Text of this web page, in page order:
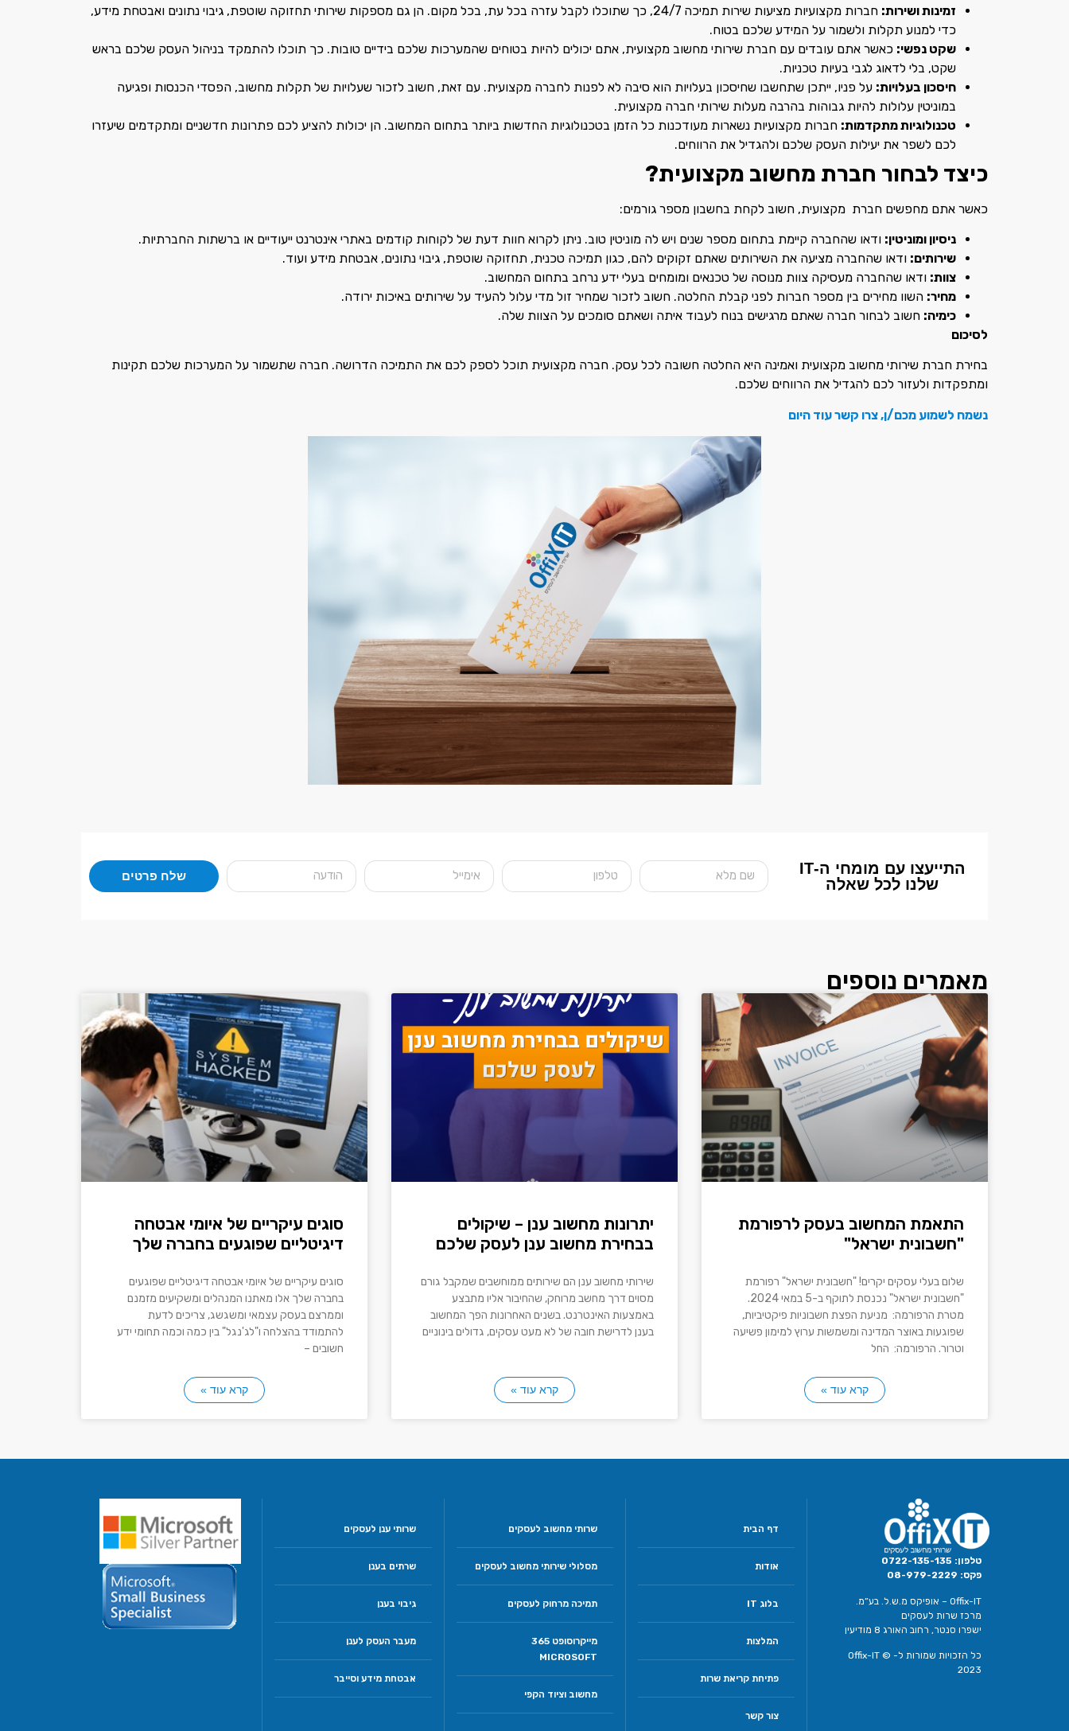
זמינות ושירות:
חברות מקצועיות מציעות שירות תמיכה 24/7, כך שתוכלו לקבל עזרה בכל עת, בכל מקום. הן גם מספקות שירותי תחזוקה שוטפת, גיבוי נתונים ואבטחת מידע,
כדי למנוע תקלות ולשמור על המידע שלכם בטוח.
שקט נפשי: כאשר אתם עובדים עם חברת שירותי מחשוב מקצועית, אתם יכולים להיות בטוחים שהמערכות שלכם בידיים טובות. כך תוכלו להתמקד בניהול העסק שלכם בראש
שקט, בלי לדאוג לגבי בעיות טכניות.
חיסכון בעלויות: על פניו, ייתכן שתחשבו שחיסכון בעלויות הוא סיבה לא לפנות לחברה מקצועית. עם זאת, חשוב לזכור שעלויות של תקלות מחשוב, הפסדי הכנסות ופגיעה
במוניטין עלולות להיות גבוהות בהרבה מעלות שירותי חברה מקצועית.
טכנולוגיות מתקדמות: חברות מקצועיות נשארות מעודכנות כל הזמן בטכנולוגיות החדשות ביותר בתחום המחשוב. הן יכולות להציע לכם פתרונות חדשניים ומתקדמים שיעזרו
לכם לשפר את יעילות העסק שלכם ולהגדיל את הרווחים.
כיצד לבחור חברת מחשוב מקצועית?
כאשר אתם מחפשים חברת מקצועית, חשוב לקחת בחשבון מספר גורמים:
ניסיון ומוניטין: ודאו שהחברה קיימת בתחום מספר שנים ויש לה מוניטין טוב. ניתן לקרוא חוות דעת של לקוחות קודמים באתרי אינטרנט ייעודיים או ברשתות החברתיות.
שירותים: ודאו שהחברה מציעה את השירותים שאתם זקוקים להם, כגון תמיכה טכנית, תחזוקה שוטפת, גיבוי נתונים, אבטחת מידע ועוד.
צוות: ודאו שהחברה מעסיקה צוות מנוסה של טכנאים ומומחים בעלי ידע נרחב בתחום המחשוב.
מחיר: השוו מחירים בין מספר חברות לפני קבלת החלטה. חשוב לזכור שמחיר זול מדי עלול להעיד על שירותים באיכות ירודה.
כימיה: חשוב לבחור חברה שאתם מרגישים בנוח לעבוד איתה ושאתם סומכים על הצוות שלה.
לסיכום
בחירת חברת שירותי מחשוב מקצועית ואמינה היא החלטה חשובה לכל עסק. חברה מקצועית תוכל לספק לכם את התמיכה הדרושה. חברה שתשמור על המערכות שלכם תקינות
ומתפקדות ולעזור לכם להגדיל את הרווחים שלכם.
נשמח לשמוע מכם/ן, צרו קשר עוד היום
התייעצו עם מומחי ה-IT
שלנו לכל שאלה
שלח פרטים
מאמרים נוספים
התאמת המחשוב בעסק לרפורמת
"חשבונית ישראל"
שלום בעלי עסקים יקרים! "חשבונית ישראל" רפורמת
"חשבונית ישראל" נכנסת לתוקף ב-5 במאי 2024.
מטרת הרפורמה: מניעת הפצת חשבוניות פיקטיביות,
שפוגעות באוצר המדינה ומשמשות ערוץ למימון פשיעה
וטרור. הרפורמה: החל
קרא עוד »
יתרונות מחשוב ענן – שיקולים
בבחירת מחשוב ענן לעסק שלכם
שירותי מחשוב ענן הם שירותים ממוחשבים שמקבל גורם
מסוים דרך מחשב מרוחק, שהחיבור אליו מתבצע
באמצעות האינטרנט. בשנים האחרונות הפך המחשוב
בענן לדרישת חובה של לא מעט עסקים, גדולים בינוניים
קרא עוד »
סוגים עיקריים של איומי אבטחה
דיגיטליים שפוגעים בחברה שלך
סוגים עיקריים של איומי אבטחה דיגיטליים שפוגעים
בחברה שלך אלו מאתנו המנהלים ומשקיעים מזמנם
וממרצם בעסק עצמאי ומשגשג, צריכים לדעת
להתמודד בהצלחה ו"לג'נגל" בין כמה וכמה תחומי ידע
חשובים –
קרא עוד »
טלפון: 0722-135-135
פקס: 08-979-2229
Offix-IT – אופיקס מ.ש.ל. בע”מ.
מרכז שרות לעסקים
ישפרו סנטר, רחוב האורג 8 מודיעין
כל הזכויות שמורות ל- Offix-IT ©
2023
דף הבית
אודות
בלוג IT
המלצות
פתיחת קריאת שרות
צור קשר
שרותי מחשוב לעסקים
מסלולי שירותי מחשוב לעסקים
תמיכה מרחוק לעסקים
מייקרוסופט 365
MICROSOFT
מחשוב וציוד הקפי
שרותי ענן לעסקים
שרתים בענן
גיבוי בענן
מעבר העסק לענן
אבטחת מידע וסייבר